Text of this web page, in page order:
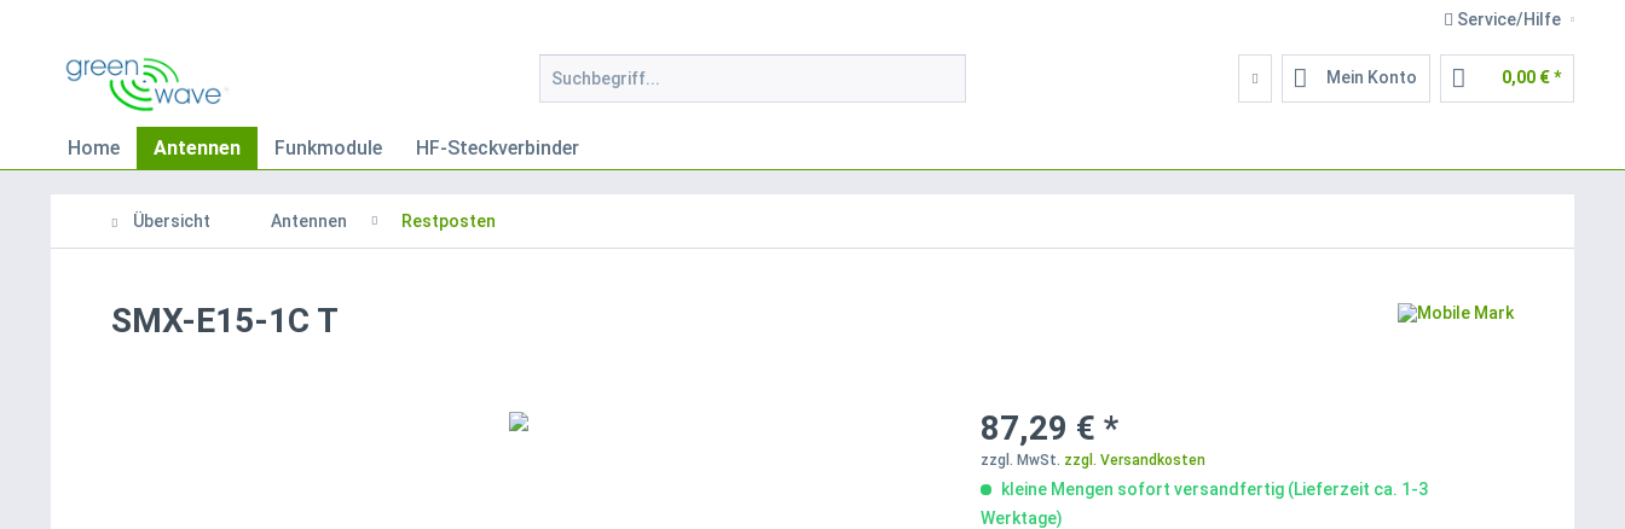
Service/Hilfe
Mein Konto 0,00 € *
Home Antennen Funkmodule HF-Steckverbinder
Übersicht Antennen Restposten
SMX-E15-1C T
87,29 € *
zzgl. MwSt. zzgl. Versandkosten
kleine Mengen sofort versandfertig (Lieferzeit ca. 1-3
Werktage)